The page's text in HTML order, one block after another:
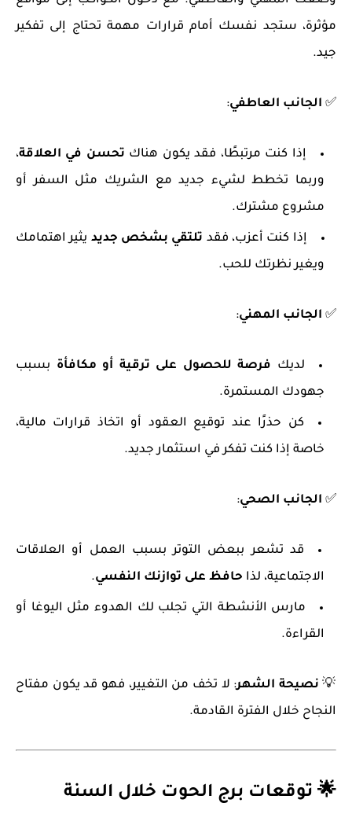
مؤثرة، ستجد نفسك أمام قرارات مهمة تحتاج إلى تفكير
جيد.
✅ الجانب العاطفي:
إذا كنت مرتبطًا، فقد يكون هناك تحسن في العلاقة،
وربما تخطط لشيء جديد مع الشريك مثل السفر أو
مشروع مشترك.
إذا كنت أعزب، فقد تلتقي بشخص جديد يثير اهتمامك
ويغير نظرتك للحب.
✅ الجانب المهني:
لديك فرصة للحصول على ترقية أو مكافأة بسبب
جهودك المستمرة.
كن حذرًا عند توقيع العقود أو اتخاذ قرارات مالية،
خاصة إذا كنت تفكر في استثمار جديد.
✅ الجانب الصحي:
قد تشعر ببعض التوتر بسبب العمل أو العلاقات
الاجتماعية، لذا حافظ على توازنك النفسي.
مارس الأنشطة التي تجلب لك الهدوء مثل اليوغا أو
القراءة.
💡 نصيحة الشهر: لا تخف من التغيير، فهو قد يكون مفتاح
النجاح خلال الفترة القادمة.
🌟 توقعات برج الحوت خلال السنة